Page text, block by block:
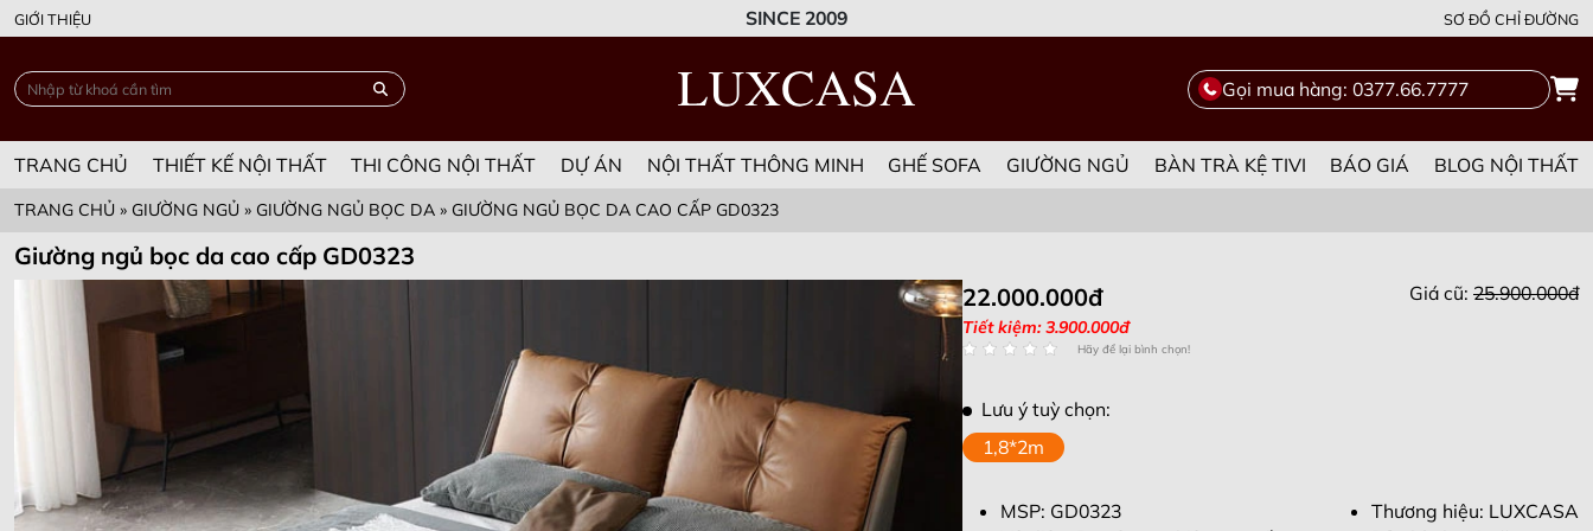
GIỚI THIỆU SINCE 2009 SƠ ĐỒ CHỈ ĐƯỜNG
TRANG CHỦ THIẾT KẾ NỘI THẤT THI CÔNG NỘI THẤT DỰ ÁN NỘI THẤT THÔNG MINH GHẾ SOFA GIƯỜNG NGỦ BÀN TRÀ KỆ TIVI BÁO GIÁ BLOG NỘI THẤT
Gọi mua hàng: 0377.66.7777
TRANG CHỦ » GIƯỜNG NGỦ » GIƯỜNG NGỦ BỌC DA » GIƯỜNG NGỦ BỌC DA CAO CẤP GD0323
Giường ngủ bọc da cao cấp GD0323
Giá cũ: 25.900.000đ
22.000.000đ
Tiết kiệm: 3.900.000đ
Hãy để lại bình chọn!
Lưu ý tuỳ chọn:
1,8*2m
MSP: GD0323
Thương hiệu: LUXCASA